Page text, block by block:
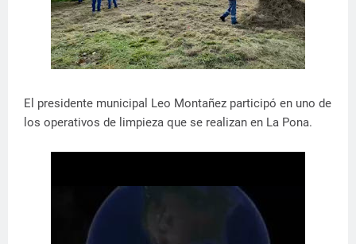
El presidente municipal Leo Montañez participó en uno de
los operativos de limpieza que se realizan en La Pona.